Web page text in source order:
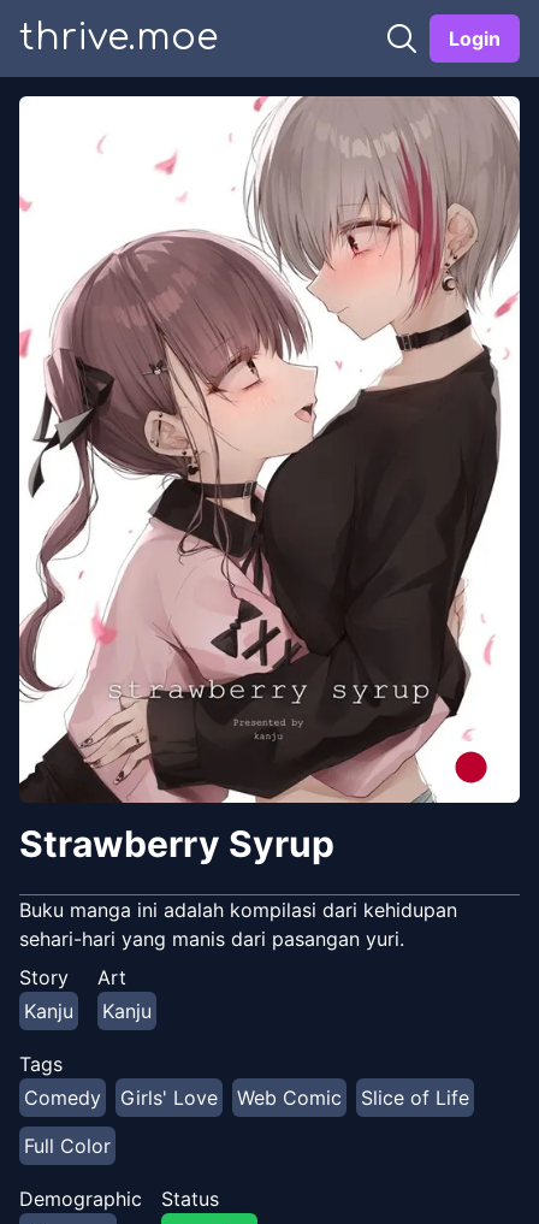
thrive.moe Login
Strawberry Syrup
Buku manga ini adalah kompilasi dari kehidupan
sehari-hari yang manis dari pasangan yuri.
Story
Kanju
Art
Kanju
Tags
Comedy
Girls' Love Web Comic
Slice of Life
Full Color
Demographic
Status